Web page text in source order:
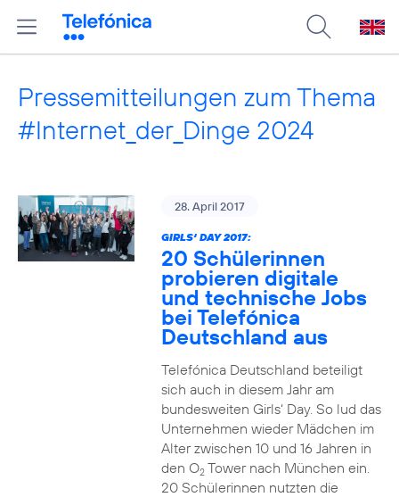
Pressemitteilungen zum Thema
#Internet_der_Dinge 2024
28. April 2017
GIRLS‘ DAY 2017:
20 Schülerinnen
probieren digitale
und technische Jobs
bei Telefónica
Deutschland aus
Telefónica Deutschland beteiligt
sich auch in diesem Jahr am
bundesweiten Girls‘ Day. So lud das
Unternehmen wieder Mädchen im
Alter zwischen 10 und 16 Jahren in
den O2Tower nach München ein.
20 Schülerinnen nutzten die